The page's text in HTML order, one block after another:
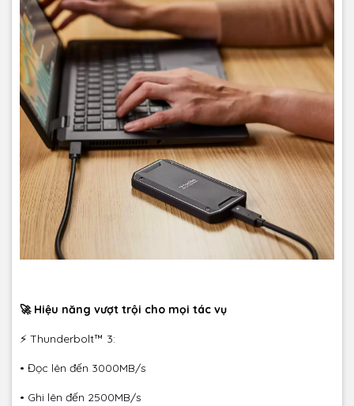
🚀 Hiệu năng vượt trội cho mọi tác vụ
⚡ Thunderbolt™ 3:
• Đọc lên đến 3000MB/s
• Ghi lên đến 2500MB/s